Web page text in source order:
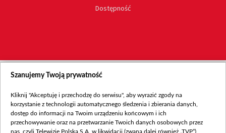
Dostępność
Szanujemy Twoją prywatność
Kliknij "Akceptuję i przechodzę do serwisu", aby wyrazić zgody na
korzystanie z technologii automatycznego śledzenia i zbierania danych,
dostęp do informacji na Twoim urządzeniu końcowym i ich
przechowywanie oraz na przetwarzanie Twoich danych osobowych przez
nas, czyli Telewizję Polską S.A. w likwidacji (zwaną dalej również „TVP”),